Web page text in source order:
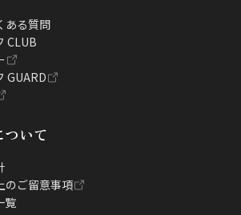
ある質問
CLUB
GUARD
いて
のご留意事項
覧